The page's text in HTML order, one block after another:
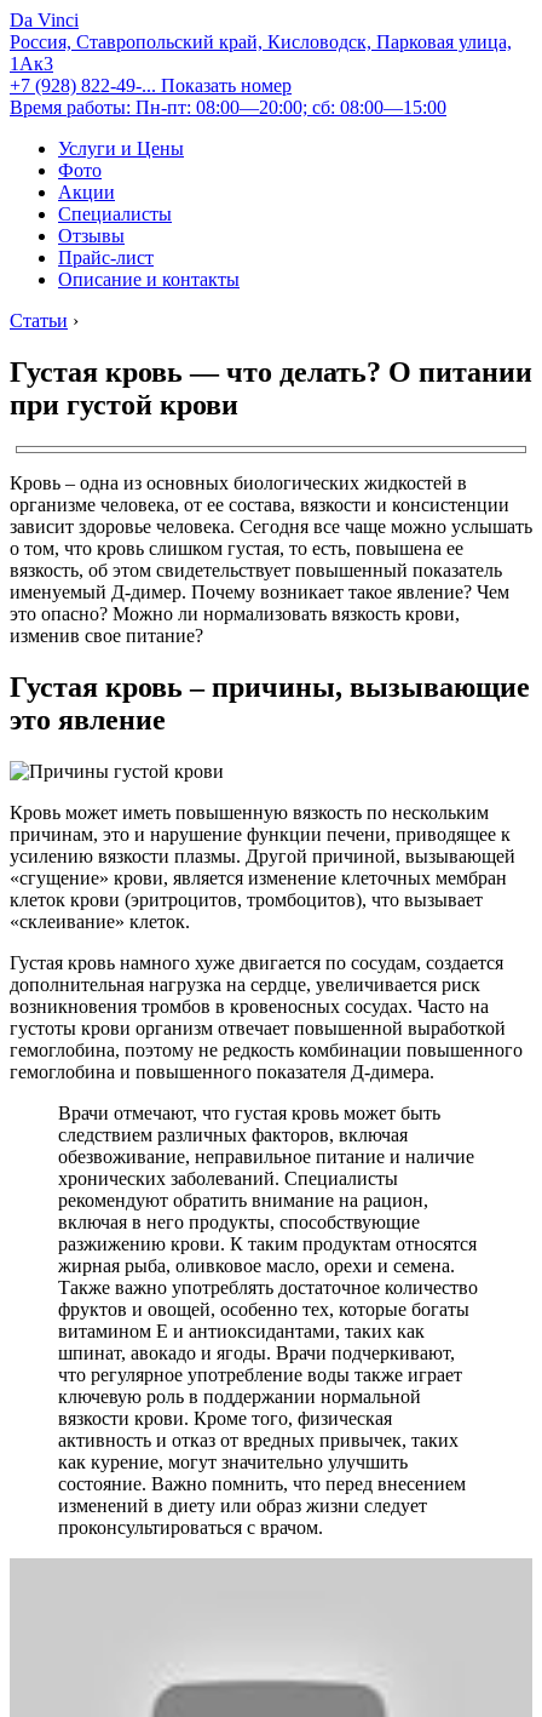
Da Vinci
Россия, Ставропольский край, Кисловодск, Парковая улица,
1Ак3
+7 (928) 822-49-... Показать номер
Время работы: Пн-пт: 08:00—20:00; сб: 08:00—15:00
Услуги и Цены
Фото
Акции
Специалисты
Отзывы
Прайс-лист
Описание и контакты
Статьи ›
Густая кровь — что делать? О питании
при густой крови
Кровь – одна из основных биологических жидкостей в
организме человека, от ее состава, вязкости и консистенции
зависит здоровье человека. Сегодня все чаще можно услышать
о том, что кровь слишком густая, то есть, повышена ее
вязкость, об этом свидетельствует повышенный показатель
именуемый Д-димер. Почему возникает такое явление? Чем
это опасно? Можно ли нормализовать вязкость крови,
изменив свое питание?
Густая кровь – причины, вызывающие
это явление
Кровь может иметь повышенную вязкость по нескольким
причинам, это и нарушение функции печени, приводящее к
усилению вязкости плазмы. Другой причиной, вызывающей
«сгущение» крови, является изменение клеточных мембран
клеток крови (эритроцитов, тромбоцитов), что вызывает
«склеивание» клеток.
Густая кровь намного хуже двигается по сосудам, создается
дополнительная нагрузка на сердце, увеличивается риск
возникновения тромбов в кровеносных сосудах. Часто на
густоты крови организм отвечает повышенной выработкой
гемоглобина, поэтому не редкость комбинации повышенного
гемоглобина и повышенного показателя Д-димера.
Врачи отмечают, что густая кровь может быть
следствием различных факторов, включая
обезвоживание, неправильное питание и наличие
хронических заболеваний. Специалисты
рекомендуют обратить внимание на рацион,
включая в него продукты, способствующие
разжижению крови. К таким продуктам относятся
жирная рыба, оливковое масло, орехи и семена.
Также важно употреблять достаточное количество
фруктов и овощей, особенно тех, которые богаты
витамином E и антиоксидантами, таких как
шпинат, авокадо и ягоды. Врачи подчеркивают,
что регулярное употребление воды также играет
ключевую роль в поддержании нормальной
вязкости крови. Кроме того, физическая
активность и отказ от вредных привычек, таких
как курение, могут значительно улучшить
состояние. Важно помнить, что перед внесением
изменений в диету или образ жизни следует
проконсультироваться с врачом.